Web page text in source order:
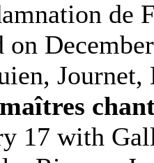
de
on
Journet,
17 with